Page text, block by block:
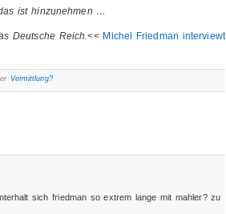
ist hinzunehmen …
Deutsche Reich.<< Michel Friedman interviewt
Vermittlung?
sich friedman so extrem lange mit mahler? zu